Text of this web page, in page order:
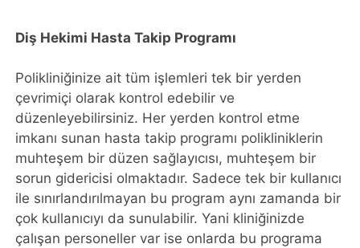
Diş Hekimi Hasta Takip Programı
Polikliniğinize ait tüm işlemleri tek bir yerden
çevrimiçi olarak kontrol edebilir ve
düzenleyebilirsiniz. Her yerden kontrol etme
imkanı sunan hasta takip programı polikliniklerin
muhteşem bir düzen sağlayıcısı, muhteşem bir
sorun gidericisi olmaktadır. Sadece tek bir kullanıcı
ile sınırlandırılmayan bu program aynı zamanda bir
çok kullanıcıyı da sunulabilir. Yani kliniğinizde
çalışan personeller var ise onlarda bu programa